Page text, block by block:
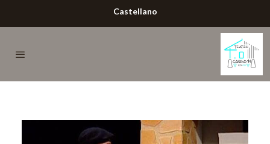
Castellano